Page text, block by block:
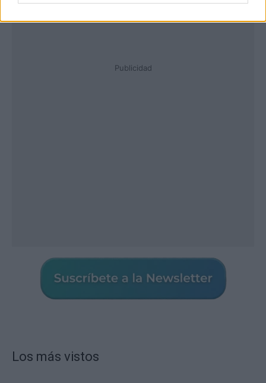
Publicidad
Los más vistos